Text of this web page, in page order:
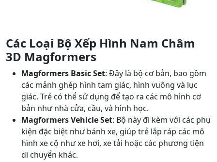
Các Loại Bộ Xếp Hình Nam Châm
3D Magformers
Magformers Basic Set: Đây là bộ cơ bản, bao gồm
các mảnh ghép hình tam giác, hình vuông và lục
giác. Trẻ có thể sử dụng để tạo ra các mô hình cơ
bản như nhà cửa, cầu, và hình học.
Magformers Vehicle Set: Bộ này đi kèm với các phụ
kiện đặc biệt như bánh xe, giúp trẻ lắp ráp các mô
hình xe cộ như xe hơi, xe tải hoặc các phương tiện
di chuyển khác.